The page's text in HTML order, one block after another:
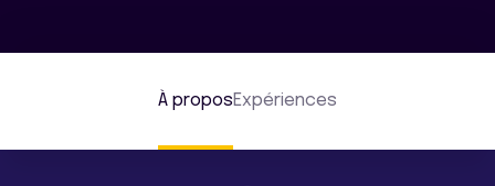
À proposExpériences